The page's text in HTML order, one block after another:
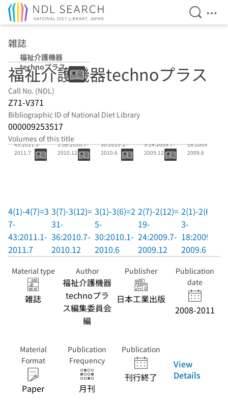
Open
雑誌
福祉介護機器
technoプラス
福祉介護機器technoプラス
Call No. (NDL)
Z71-V371
Bibliographic ID of National Diet Library
000009253517
Volumes of this title
4(1)-4(7)=37-
43:2011.1-
2011.7
4(1)-4(7)=3
7-
43:2011.1-
2011.7
3(7)-3(12)=3
1-36:2010.7-
2010.12
3(7)-3(12)=
31-
36:2010.7-
2010.12
30:2010.1-
2010.6
3(1)-3(6)=2
5-
30:2010.1-
2010.6
9-24:2009.7-
2009.12
2(7)-2(12)=
19-
24:2009.7-
2009.12
18:2009.1-
2009.6
2(1)-2(6)=1
3-
18:2009.1-
2009.6
Material type
雑誌
Author
福祉介護機器
technoプラ
ス編集委員会
編
Publisher
日本工業出版
Publication
date
2008-2011
Material
Format
Paper
Publication
Frequency
月刊
Publication
刊行終了
View
Details